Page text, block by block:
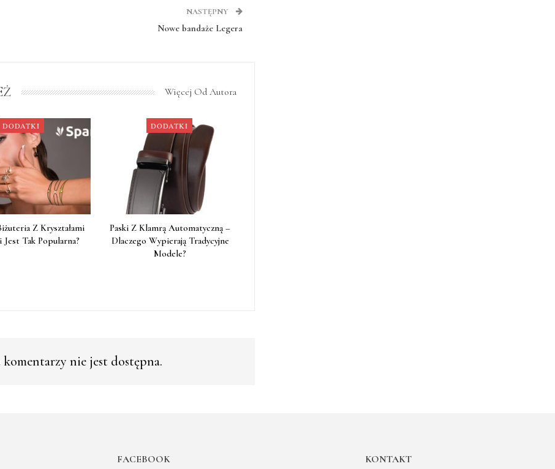
NASTĘPNY
Nowe bandaże Legera
Więcej Od Autora
DODATKI
Z Kryształami
Jest Tak Popularna?
DODATKI
Paski Z Klamrą Automatyczną –
Dlaczego Wypierają Tradycyjne
Modele?
nie jest dostępna.
FACEBOOK KONTAKT